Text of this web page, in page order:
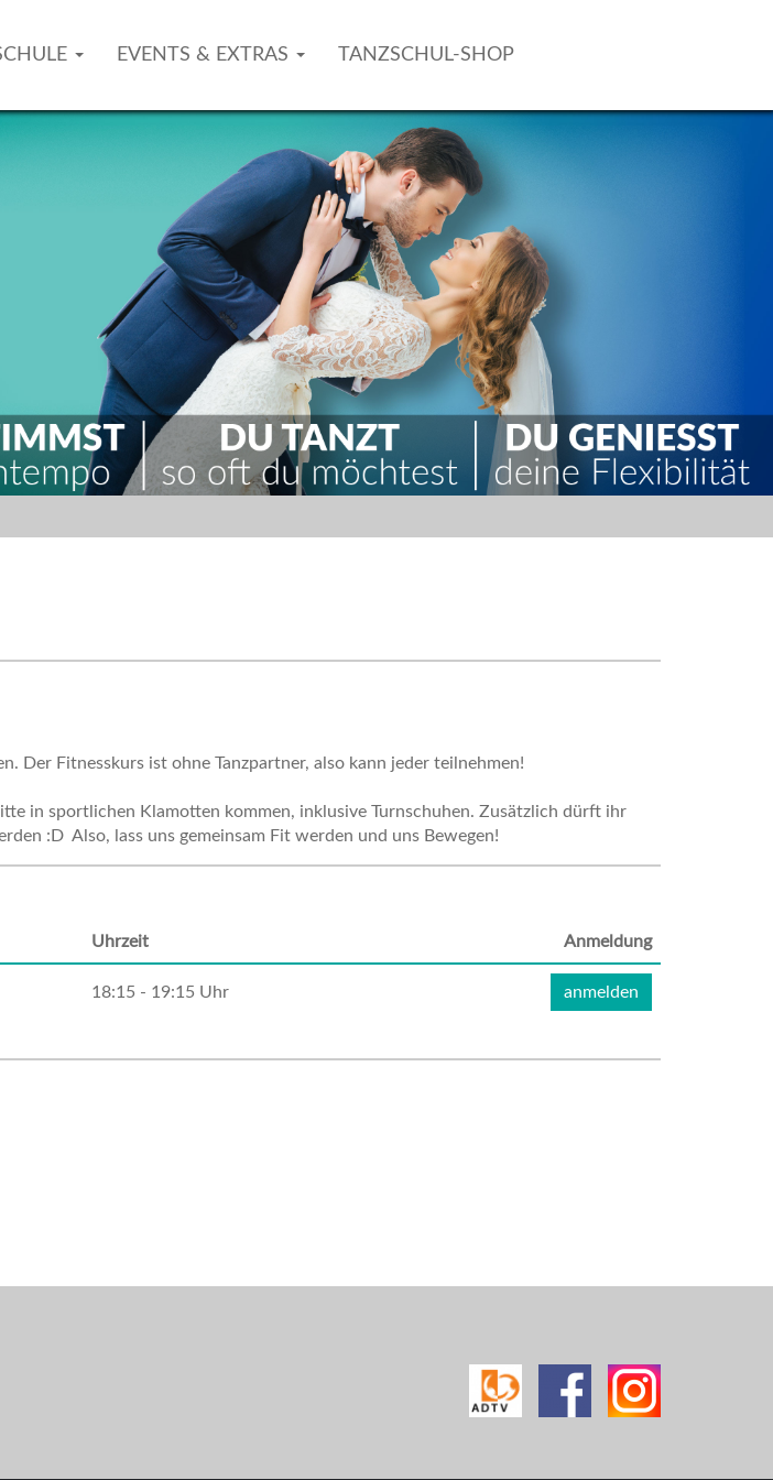
EVENTS & EXTRAS TANZSCHUL-SHOP
Der Fitnesskurs ist ohne Tanzpartner, also kann jeder teilnehmen!
in sportlichen Klamotten kommen, inklusive Turnschuhen. Zusätzlich dürft ihr
:D Also, lass uns gemeinsam Fit werden und uns Bewegen!
Uhrzeit Anmeldung
18:15 - 19:15 Uhr anmelden